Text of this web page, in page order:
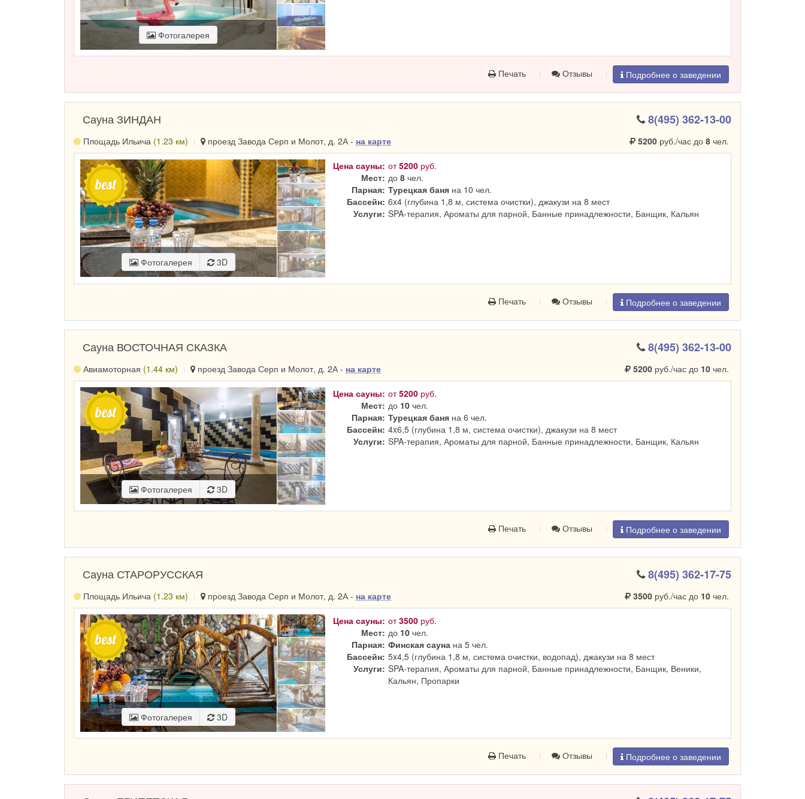
Фотогалерея
Печать Отзывы Подробнее о заведении
Сауна ЗИНДАН 8(495) 362-13-00
Площадь Ильича (1.23 км) проезд Завода Серп и Молот, д. 2А - на карте 5200руб./час до 8чел.
Фотогалерея 3D
Цена сауны: от5200 руб.
Мест: до8 чел.
Парная: Турецкая баня на 10 чел.
Бассейн: 6x4 (глубина 1,8 м, система очистки), джакузи на 8 мест
Услуги: SPA-терапия, Ароматы для парной, Банные принадлежности, Банщик, Кальян
Печать Отзывы Подробнее о заведении
Сауна ВОСТОЧНАЯ СКАЗКА 8(495) 362-13-00
Авиамоторная (1.44 км) проезд Завода Серп и Молот, д. 2А - на карте 5200руб./час до 10чел.
Фотогалерея 3D
Цена сауны: от5200 руб.
Мест: до 10 чел.
Парная: Турецкая баня на 6 чел.
Бассейн: 4x6,5 (глубина 1,8 м, система очистки), джакузи на 8 мест
Услуги: SPA-терапия, Ароматы для парной, Банные принадлежности, Банщик, Кальян
Печать Отзывы Подробнее о заведении
Сауна СТАРОРУССКАЯ 8(495) 362-17-75
Площадь Ильича (1.23 км) проезд Завода Серп и Молот, д. 2А - на карте 3500руб./час до 10чел.
Фотогалерея 3D
Цена сауны: от3500 руб.
Мест: до 10 чел.
Парная: Финская сауна на 5 чел.
Бассейн: 5x4,5 (глубина 1,8 м, система очистки, водопад), джакузи на 8 мест
Услуги: SPA-терапия, Ароматы для парной, Банные принадлежности, Банщик, Веники,
Кальян, Пропарки
Печать Отзывы Подробнее о заведении